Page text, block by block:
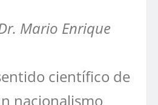
Mario Enrique
científico de
nacionalismo